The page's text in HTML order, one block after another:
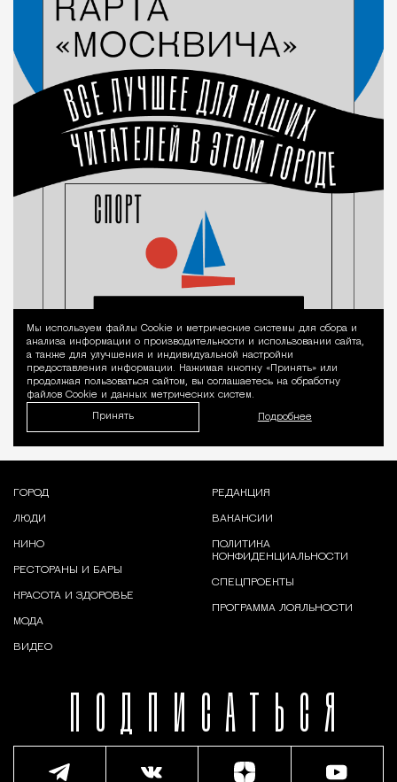
Уведомление
Мы используем файлы Сookie и метрические системы для сбора и
анализа информации о производительности и использовании сайта,
а также для улучшения и индивидуальной настройки
предоставления информации. Нажимая кнопку «Принять» или
продолжая пользоваться сайтом, вы соглашаетесь на обработку
файлов Cookie и данных метрических систем.
Принять Подробнее
ПОДПИСАТЬСЯ
ГОРОД
ЛЮДИ
КИНО
РЕСТОРАНЫ И БАРЫ
КРАСОТА И ЗДОРОВЬЕ
МОДА
ВИДЕО
РЕДАКЦИЯ
ВАКАНСИИ
ПОЛИТИКА
КОНФИДЕНЦИАЛЬНОСТИ
СПЕЦПРОЕКТЫ
ПРОГРАММА ЛОЯЛЬНОСТИ